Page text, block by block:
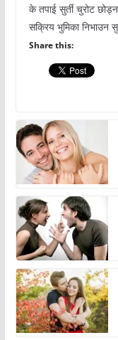
के तपाई सुर्ती चुरोट
सक्रिय भुमिका निभाउन
Share this: